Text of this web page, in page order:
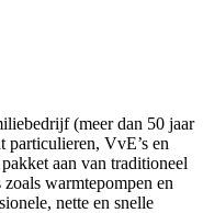
(meer dan 50 jaar
particulieren, VvE’s en
aan van traditioneel
warmtepompen en
nette en snelle